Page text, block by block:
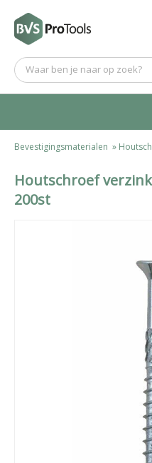
Bevestigingsmaterialen »
Houtschroef
200st